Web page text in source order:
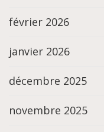
février 2026
janvier 2026
décembre 2025
novembre 2025